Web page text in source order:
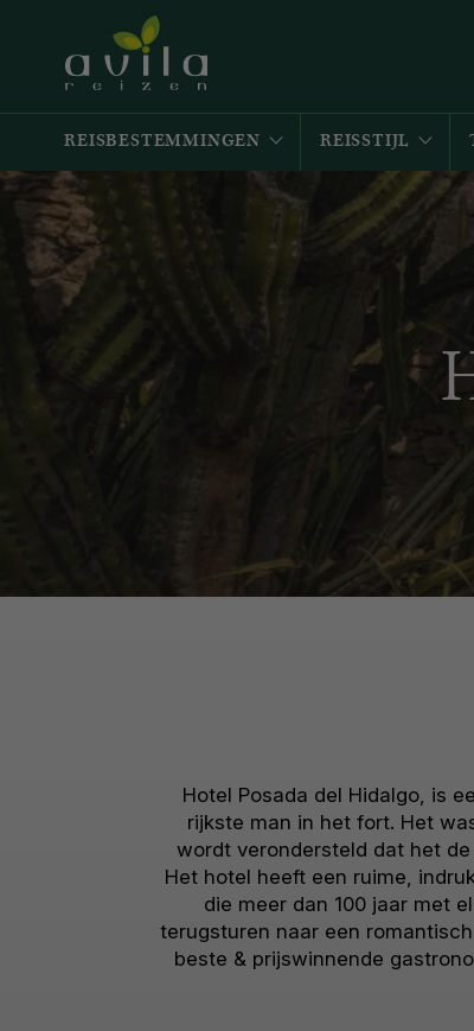
REISBESTEMMINGEN REISSTIJL
Hotel Posada del Hidalgo, is
rijkste man in het fort. Het
wordt verondersteld dat het
Het hotel heeft een ruime,
die meer dan 100 jaar met
terugsturen naar een
beste & prijswinnende